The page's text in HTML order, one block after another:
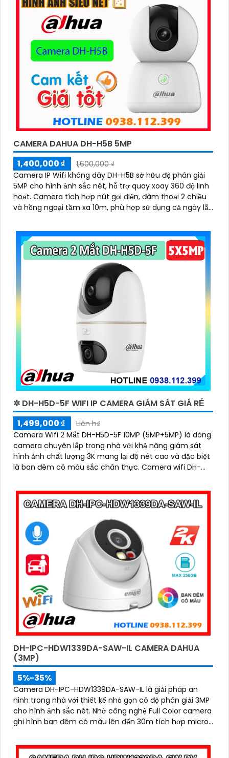
CAMERA DAHUA DH-H5B 5MP
1,400,000 ₫
1,600,000 ₫
Camera IP Wifi không dây DH-H5B sở hữu độ phân giải
5MP cho hình ảnh sắc nét, hỗ trợ quay xoay 360 độ linh
hoạt. Camera tích hợp nút gọi điện, đàm thoại 2 chiều
và hồng ngoại tầm xa 10m, phù hợp sử dụng cả ngày lẫn
✲ DH-H5D-5F WIFI IP CAMERA GIÁM SÁT GIÁ RẺ
1,499,000 ₫
Liên h₫
Camera Wifi 2 Mắt DH-H5D-5F 10MP (5MP+5MP) là dòng
camera chuyên lắp trong nhà với khả năng giám sát
hình ảnh chất lượng 3K mang lại độ nét cao và đặc biệt
là ban đêm có màu sắc chân thực. Camera wifi DH-
năng phát hiện người và thú cưng với độ chính xác cao
DH-IPC-HDW1339DA-SAW-IL CAMERA DAHUA
(3MP)
5%-35%
Camera DH-IPC-HDW1339DA-SAW-IL là giải pháp an
ninh trong nhà với thiết kế nhỏ gọn có độ phân giải 3MP
cho hình ảnh sắc nét. Nhờ công nghệ Full Color camera
ghi hình ban đêm có màu lên đến 30m tích hợp micro
tiện thông minh